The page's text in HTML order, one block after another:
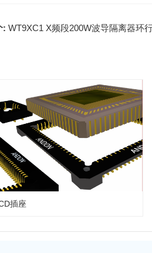
: WT9XC1 X频段200W波导隔离器环
插座